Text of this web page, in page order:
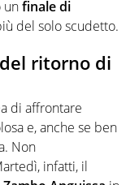
unfinale di
del solo scudetto.
ritorno di
di affrontare
e, anche se ben
Non
infatti, il